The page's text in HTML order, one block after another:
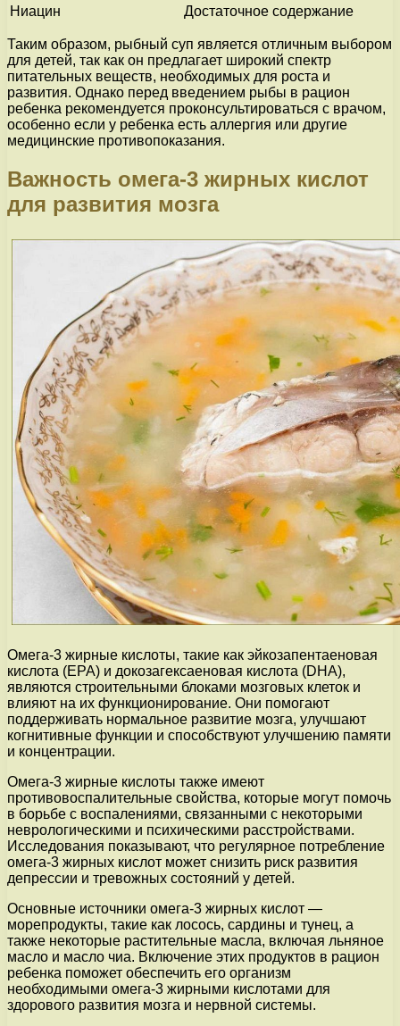
Ниацин
Достаточное содержание
Таким образом, рыбный суп является отличным выбором
для детей, так как он предлагает широкий спектр
питательных веществ, необходимых для роста и
развития. Однако перед введением рыбы в рацион
ребенка рекомендуется проконсультироваться с врачом,
особенно если у ребенка есть аллергия или другие
медицинские противопоказания.
Важность омега-3 жирных кислот
для развития мозга
Омега-3 жирные кислоты, такие как эйкозапентаеновая
кислота (EPA) и докозагексаеновая кислота (DHA),
являются строительными блоками мозговых клеток и
влияют на их функционирование. Они помогают
поддерживать нормальное развитие мозга, улучшают
когнитивные функции и способствуют улучшению памяти
и концентрации.
Омега-3 жирные кислоты также имеют
противовоспалительные свойства, которые могут помочь
в борьбе с воспалениями, связанными с некоторыми
неврологическими и психическими расстройствами.
Исследования показывают, что регулярное потребление
омега-3 жирных кислот может снизить риск развития
депрессии и тревожных состояний у детей.
Основные источники омега-3 жирных кислот —
морепродукты, такие как лосось, сардины и тунец, а
также некоторые растительные масла, включая льняное
масло и масло чиа. Включение этих продуктов в рацион
ребенка поможет обеспечить его организм
необходимыми омега-3 жирными кислотами для
здорового развития мозга и нервной системы.